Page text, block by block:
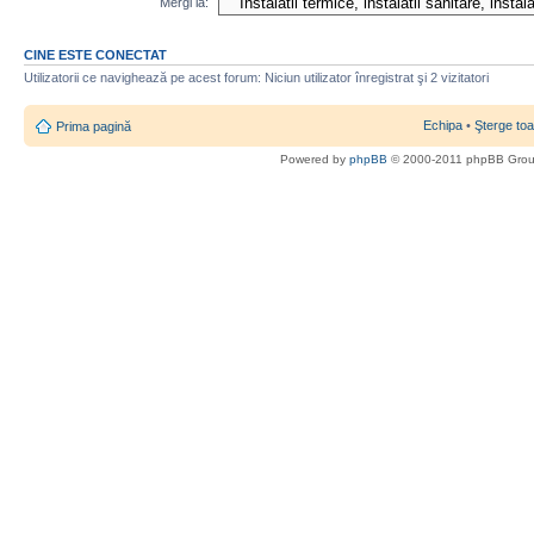
CINE ESTE CONECTAT
Utilizatorii ce navighează pe acest forum: Niciun utilizator înregistrat şi 2 vizitatori
Prima pagină Echipa • Şterge
Powered by phpBB © 2000-2011 phpBB